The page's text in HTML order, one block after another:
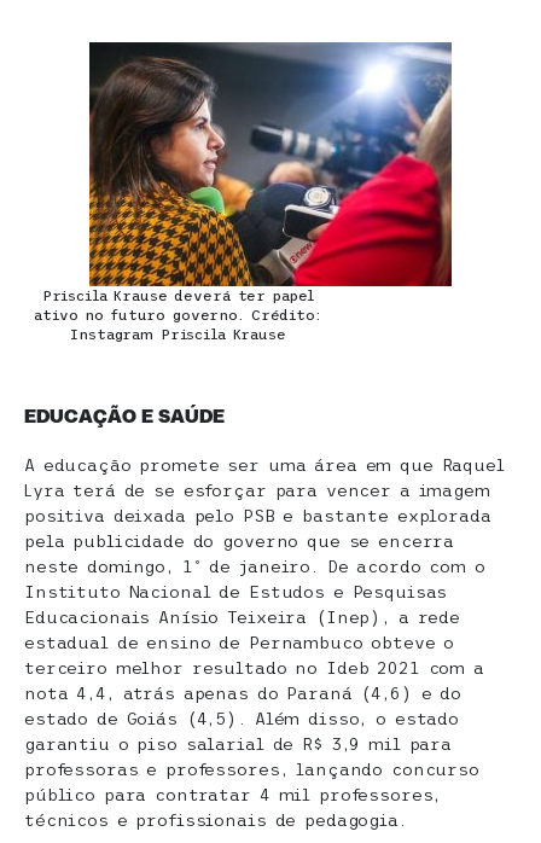
Priscila Krause deverá ter papel
ativo no futuro governo. Crédito:
Instagram Priscila Krause
EDUCAÇÃO E SAÚDE
A educação promete ser uma área em que Raquel
Lyra terá de se esforçar para vencer a imagem
positiva deixada pelo PSB e bastante explorada
pela publicidade do governo que se encerra
neste domingo, 1º de janeiro. De acordo com o
Instituto Nacional de Estudos e Pesquisas
Educacionais Anísio Teixeira (Inep), a rede
estadual de ensino de Pernambuco obteve o
terceiro melhor resultado no Ideb 2021 com a
nota 4,4, atrás apenas do Paraná (4,6) e do
estado de Goiás (4,5). Além disso, o estado
garantiu o piso salarial de R$ 3,9 mil para
professoras e professores, lançando concurso
público para contratar 4 mil professores,
técnicos e profissionais de pedagogia.